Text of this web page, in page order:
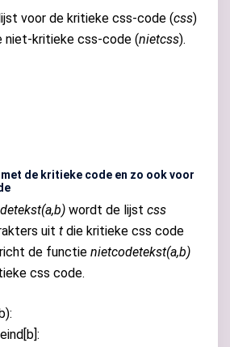
voor de kritieke css-code (css)
niet-kritieke css-code (nietcss).
de kritieke code en zo ook voor
wordt de lijst css
uit t die kritieke css code
de functie nietcodetekst(a,b)
css code.
b):
b ]: